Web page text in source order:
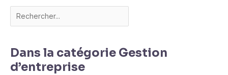
Dans la catégorie Gestion
d’entreprise